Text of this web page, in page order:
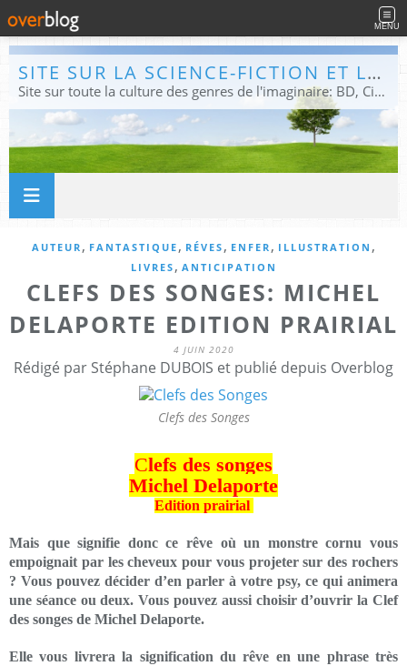
MENU
SITE SUR LA SCIENCE-FICTION ET LE FANTASTIQUE
Site sur toute la culture des genres de l'imaginaire: BD, Cinéma, Livre, Jeux, Théâtre. Présent dans les principaux festivals de film fantastique e de science-fiction, salons et conventions.
AUTEUR , FANTASTIQUE , RÉVES , ENFER , ILLUSTRATION ,
LIVRES , ANTICIPATION
CLEFS DES SONGES: MICHEL
DELAPORTE EDITION PRAIRIAL
4 JUIN 2020
Rédigé par Stéphane DUBOIS et publié depuis Overblog
Clefs des Songes
Clefs des songes
Michel Delaporte
Edition prairial
Mais que signifie donc ce rêve où un monstre cornu vous
empoignait par les cheveux pour vous projeter sur des rochers
? Vous pouvez décider d’en parler à votre psy, ce qui animera
une séance ou deux. Vous pouvez aussi choisir d’ouvrir la Clef
des songes de Michel Delaporte.
Elle vous livrera la signification du rêve en une phrase très